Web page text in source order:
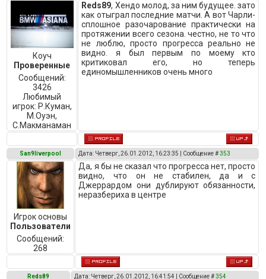
Коуч
Проверенные
Сообщений:
3426
Любимый
игрок: Р.Куман,
М.Оуэн,
C.Макманаман
Reds89, Хендо молод, за ним будущее. зато
как отыграл последние матчи. А вот Чарли-
сплошное разочарование практически на
протяжении всего сезона. честно, не то что
не люблю, просто прогресса реально не
видно. я был первым по моему кто
критиковал его, но теперь
единомышленников очень много
San9liverpool Дата: Четверг, 26.01.2012, 16:23:35 | Сообщение #353
Игрок основы
Пользователи
Сообщений:
268
Да, я бы не сказал что прогресса нет, просто
видно, что он не стабилен, да и с
Джеррардом они дублируют обязанности,
неразбериха в центре
Reds89 Дата: Четверг, 26.01.2012, 16:41:54 | Сообщение #354